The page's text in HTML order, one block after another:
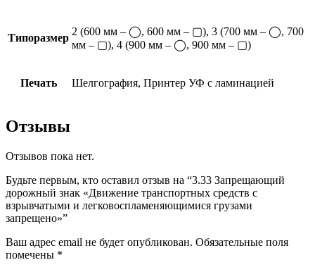
Типоразмер
2 (600 мм – ◯, 600 мм – ▢), 3 (700 мм – ◯, 700
мм – ▢), 4 (900 мм – ◯, 900 мм – ▢)
Печать Шелгография, Принтер УФ с ламинацией
Отзывы
Отзывов пока нет.
Будьте первым, кто оставил отзыв на “3.33 Запрещающий
дорожный знак «Движение транспортных средств с
взрывчатыми и легковоспламеняющимися грузами
запрещено»”
Ваш адрес email не будет опубликован. Обязательные поля
помечены *